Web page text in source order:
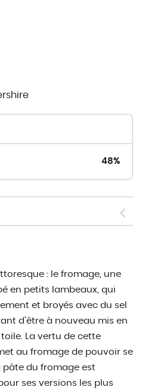
E-shop pour
48%
: le fromage, une
en petits lambeaux, qui
et broyés avec du sel
d'être à nouveau mis en
La vertu de cette
au fromage de pouvoir se
pâte du fromage est
ses versions les plus